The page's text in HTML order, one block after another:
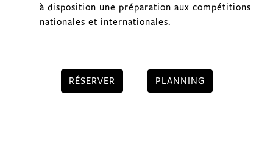
à disposition une préparation aux compétitions
nationales et internationales.
RÉSERVER PLANNING